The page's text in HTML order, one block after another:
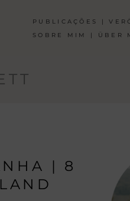
PUBLICAÇÕES |
SOBRE MIM | ÜBER
| 8